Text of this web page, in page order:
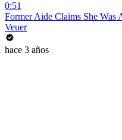
0:51
Former Aide Claims She Was
Veuer
hace 3 años